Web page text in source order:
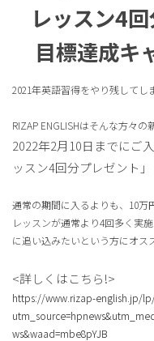
レッスン4
目標達成キ
2021年英語習得をやり残してし
RIZAP ENGLISHはそんな方々の
2022年2月10日までにご
ッスン4回分プレゼント
通常の期間に入るよりも、10万
レッスンが通常より4回多く実
に追い込みたいという方にオス
<詳しくはこちら!>
https://www.rizap-english.jp/
ws&waad=mbe8pYJB